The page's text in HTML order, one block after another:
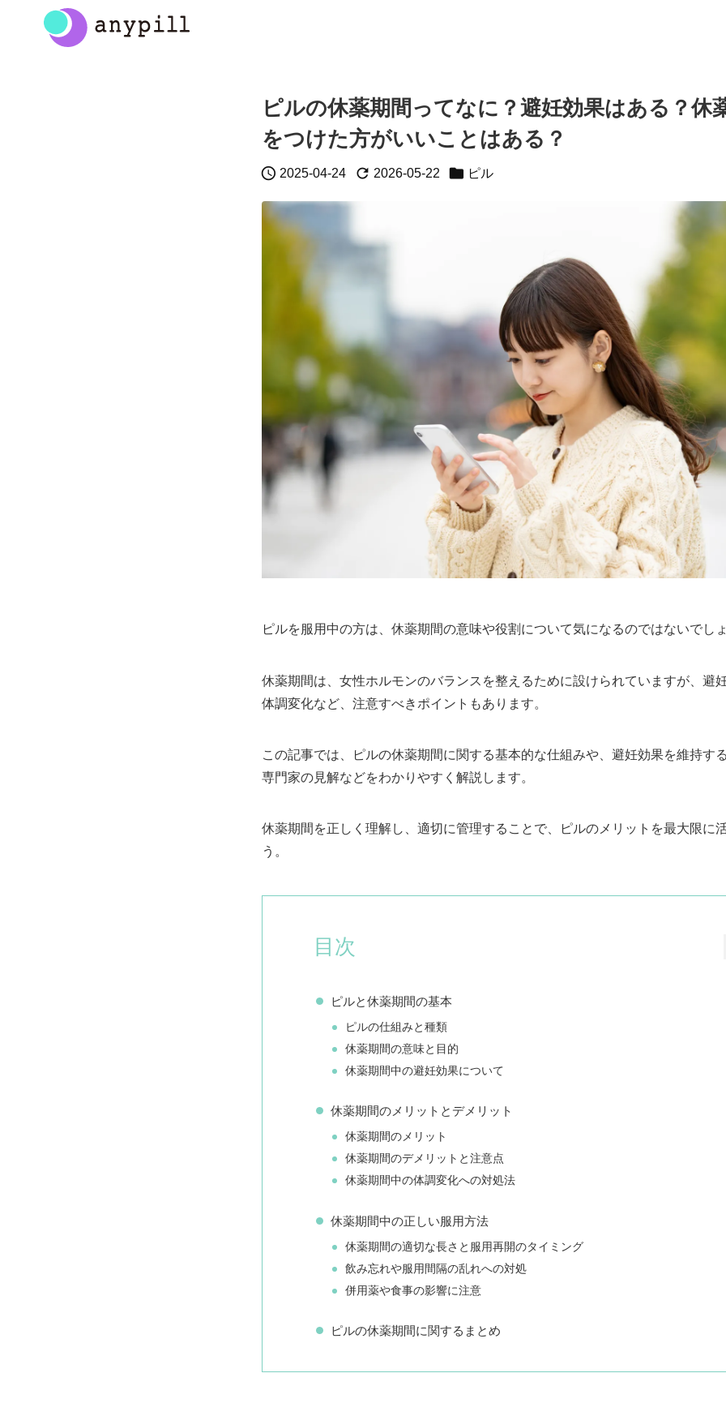
ピルの休薬期間ってなに？避妊効果はある？休
をつけた方がいいことはある？
 2025-04-24  2026-05-22  ピル
ピルを服用中の方は、休薬期間の意味や役割について気になるのではないでしょ
休薬期間は、女性ホルモンのバランスを整えるために設けられていますが、避
体調変化など、注意すべきポイントもあります。
この記事では、ピルの休薬期間に関する基本的な仕組みや、避妊効果を維持す
専門家の見解などをわかりやすく解説します。
休薬期間を正しく理解し、適切に管理することで、ピルのメリットを最大限に
う。
目次
ピルと休薬期間の基本
ピルの仕組みと種類
休薬期間の意味と目的
休薬期間中の避妊効果について
休薬期間のメリットとデメリット
休薬期間のメリット
休薬期間のデメリットと注意点
休薬期間中の体調変化への対処法
休薬期間中の正しい服用方法
休薬期間の適切な長さと服用再開のタイミング
飲み忘れや服用間隔の乱れへの対処
併用薬や食事の影響に注意
ピルの休薬期間に関するまとめ